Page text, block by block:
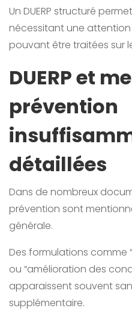
Un DUERP structuré
nécessitant une
pouvant être traitées sur
DUERP et
prévention
détaillées
Dans de nombreux
prévention sont
générale.
Des formulations comme
ou “amélioration des
apparaissent souvent
supplémentaire.